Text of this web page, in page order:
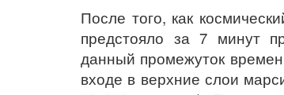
После того, как
предстояло за 7 минут
данный промежуток
входе в верхние слои